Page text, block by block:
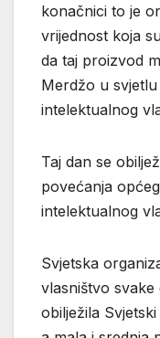
konačnici to je
vrijednost koja
da taj proizvod
Merdžo u
intelektualnog
Taj dan se
povećanja
intelektualnog
Svjetska
vlasništvo
obilježila